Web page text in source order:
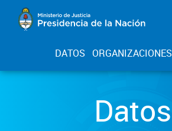
DATOS ORGANIZACIONES
Datos